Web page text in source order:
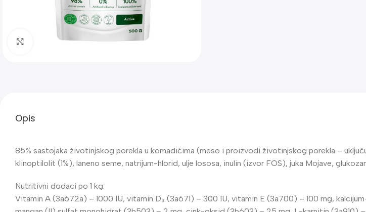
Klik za uvećanje
Opis
85% sastojaka životinjskog porekla u komadićima (meso i proizvodi životinjskog porekla –
klinoptilolit (1%), laneno seme, natrijum-hlorid, ulje lososa, inulin (izvor FOS), juka Mojave,
Nutritivni dodaci po 1 kg:
Vitamin A (3a672a) – 1000 IU, vitamin D₃ (3a671) – 300 IU, vitamin E (3a700) – 100 mg,